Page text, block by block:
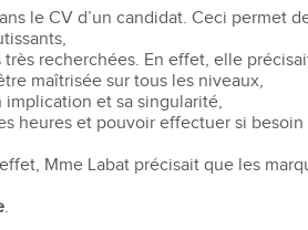
le CV d’un candidat. Ceci permet
recherchées. En effet, elle
maîtrisée sur tous les niveaux,
et sa singularité,
heures et pouvoir effectuer si
Mme Labat précisait que les
.
et Gestion d'un